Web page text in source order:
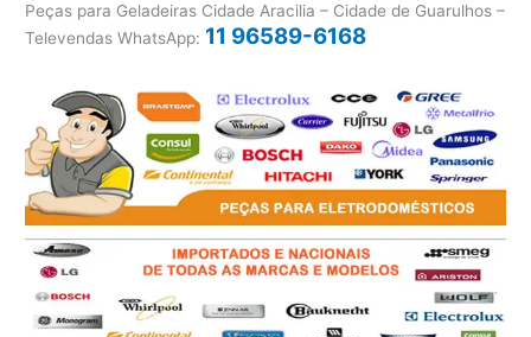
Peças para Geladeiras Cidade Aracilia – Cidade de Guarulhos –
Televendas WhatsApp: 11 96589-6168